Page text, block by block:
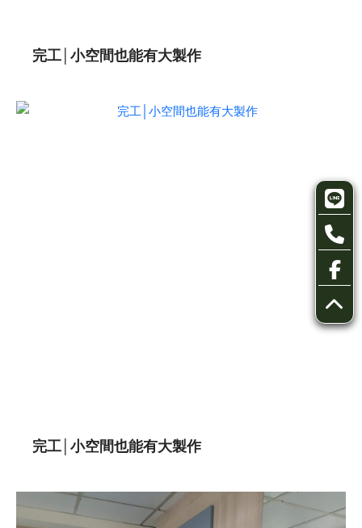
完工│小空間也能有大製作
完工│小空間也能有大製作